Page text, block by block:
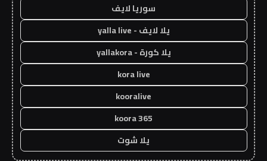
سوريا لايف
يلا لايف - yalla live
يلا كورة - yallakora
kora live
kooralive
koora 365
يلا شوت